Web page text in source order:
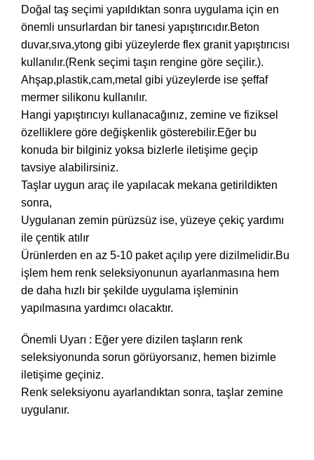
Doğal taş seçimi yapıldıktan sonra uygulama için en
önemli unsurlardan bir tanesi yapıştırıcıdır.Beton
duvar,sıva,ytong gibi yüzeylerde flex granit yapıştırıcısı
kullanılır.(Renk seçimi taşın rengine göre seçilir.).
Ahşap,plastik,cam,metal gibi yüzeylerde ise şeffaf
mermer silikonu kullanılır.
Hangi yapıştırıcıyı kullanacağınız, zemine ve fiziksel
özelliklere göre değişkenlik gösterebilir.Eğer bu
konuda bir bilginiz yoksa bizlerle iletişime geçip
tavsiye alabilirsiniz.
Taşlar uygun araç ile yapılacak mekana getirildikten
sonra,
Uygulanan zemin pürüzsüz ise, yüzeye çekiç yardımı
ile çentik atılır
Ürünlerden en az 5-10 paket açılıp yere dizilmelidir.Bu
işlem hem renk seleksiyonunun ayarlanmasına hem
de daha hızlı bir şekilde uygulama işleminin
yapılmasına yardımcı olacaktır.
Önemli Uyarı : Eğer yere dizilen taşların renk
seleksiyonunda sorun görüyorsanız, hemen bizimle
iletişime geçiniz.
Renk seleksiyonu ayarlandıktan sonra, taşlar zemine
uygulanır.